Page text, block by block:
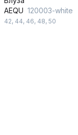
AEQU 120003-white
42, 44, 46, 48, 50